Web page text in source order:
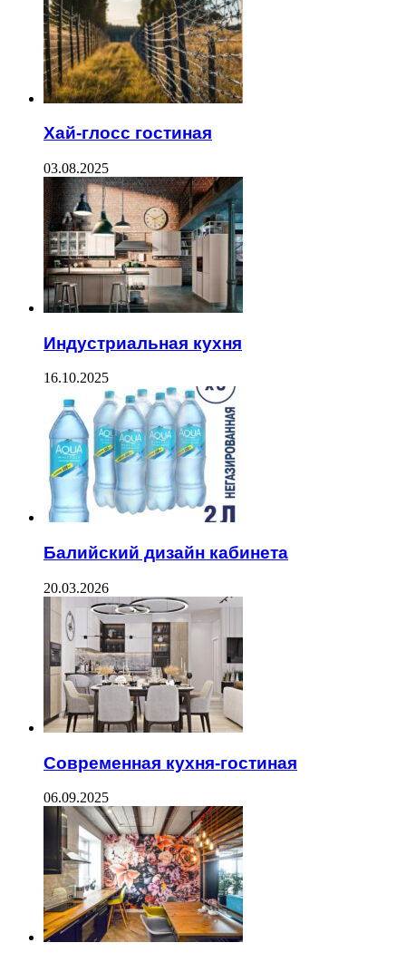
Хай-глосс гостиная
03.08.2025
Индустриальная кухня
16.10.2025
Балийский дизайн кабинета
20.03.2026
Современная кухня-гостиная
06.09.2025